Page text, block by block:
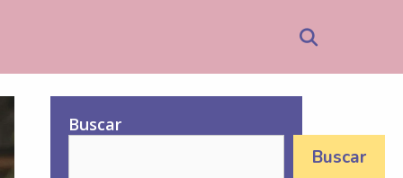
Buscar
Buscar